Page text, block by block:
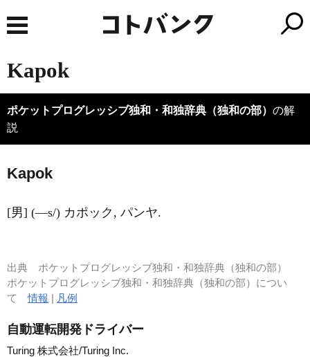
Kapok
ポケットプログレッシブ独和・和独辞典（独和の部） の解
説
Kapok
[男] (―s/) カポック, パンヤ.
出典 ポケットプログレッシブ独和・和独辞典（独和の部）
ポケットプログレッシブ独和・和独辞典（独和の部）につい
て情報 | 凡例
自動運転開発ドライバー
Turing 株式会社/Turing Inc.